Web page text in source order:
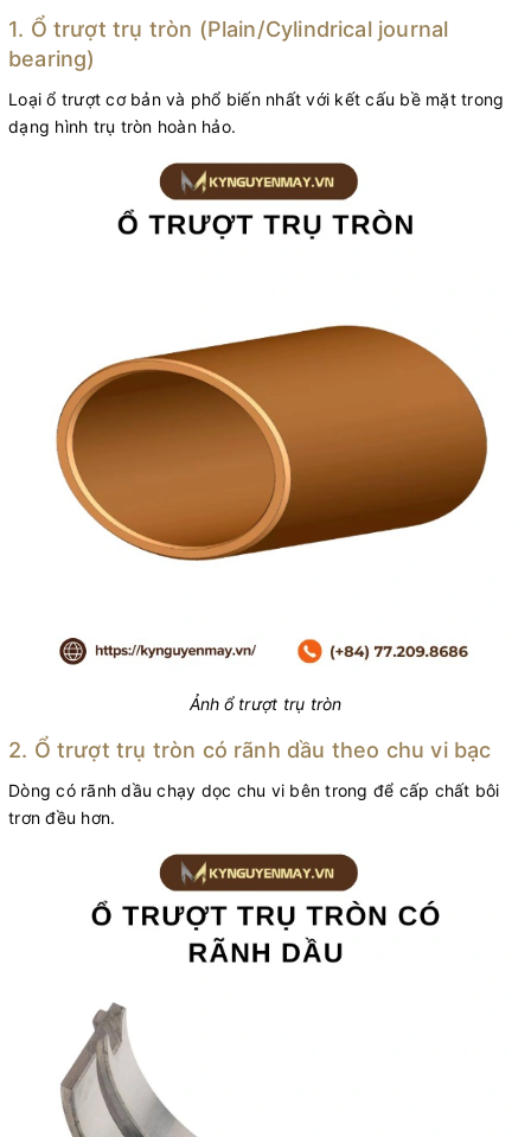
1. Ổ trượt trụ tròn (Plain/Cylindrical journal
bearing)
Loại ổ trượt cơ bản và phổ biến nhất với kết cấu bề mặt trong
dạng hình trụ tròn hoàn hảo.
Ảnh ổ trượt trụ tròn
2. Ổ trượt trụ tròn có rãnh dầu theo chu vi bạc
Dòng có rãnh dầu chạy dọc chu vi bên trong để cấp chất bôi
trơn đều hơn.